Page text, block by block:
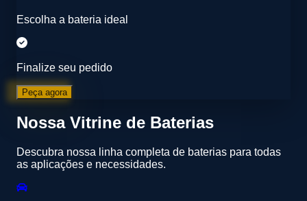
Escolha a bateria ideal
Finalize seu pedido
Peça agora
Nossa Vitrine de Baterias
Descubra nossa linha completa de baterias para todas
as aplicações e necessidades.